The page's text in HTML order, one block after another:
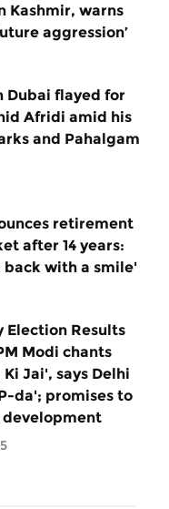
Kashmir, warns
aggression’
Dubai flayed for
Afridi amid his
and Pahalgam
retirement
after 14 years:
back with a smile'
Election Results
Modi chants
Jai', says Delhi
da'; promises to